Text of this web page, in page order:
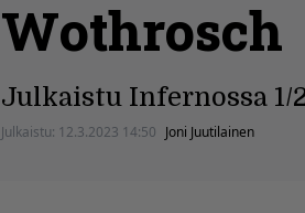
Wothrosch
Julkaistu Infernossa 1/
Julkaistu: 12.3.2023 14:50 Joni Juutilainen